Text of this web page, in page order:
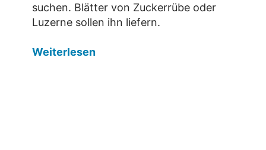
suchen. Blätter von Zuckerrübe oder
Luzerne sollen ihn liefern.
Weiterlesen